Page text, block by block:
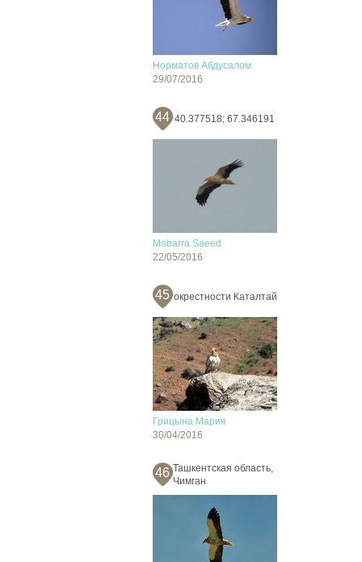
Норматов Абдусалом
29/07/2016
44 40.377518; 67.346191
Mobarra Saeed
22/05/2016
45 окрестности Каталтай
Грицына Мария
30/04/2016
46 Ташкентская область,
Чимган